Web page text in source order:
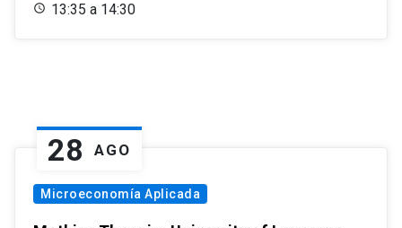
13:35 a 14:30
28 AGO
Microeconomía Aplicada